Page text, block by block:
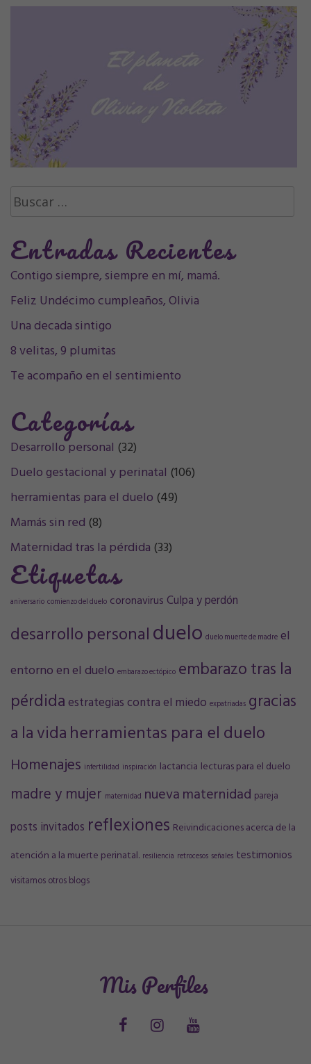
Buscar:
Entradas Recientes
Contigo siempre, siempre en mí, mamá.
Feliz Undécimo cumpleaños, Olivia
Una decada sintigo
8 velitas, 9 plumitas
Te acompaño en el sentimiento
Categorías
Desarrollo personal (32)
Duelo gestacional y perinatal (106)
herramientas para el duelo (49)
Mamás sin red (8)
Maternidad tras la pérdida (33)
Etiquetas
aniversario comienzo del duelo coronavirus Culpa y perdón
desarrollo personalduelo duelo muerte de madre el
entorno en el duelo embarazo ectópico embarazo tras la
pérdida estrategias contra el miedo expatriadas gracias
a la vidaherramientas para el duelo
Homenajes infertilidad inspiración lactancia lecturas para el duelo
madre y mujer maternidad nueva maternidad pareja
posts invitados reflexiones Reivindicaciones acerca de la
atención a la muerte perinatal. resiliencia retrocesos señales testimonios
visitamos otros blogs
Mis Perfiles